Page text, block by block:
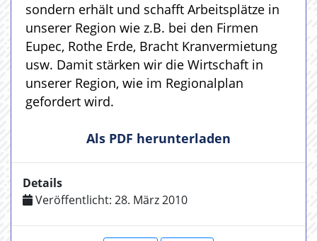
sondern erhält und schafft Arbeitsplätze in
unserer Region wie z.B. bei den Firmen
Eupec, Rothe Erde, Bracht Kranvermietung
usw. Damit stärken wir die Wirtschaft in
unserer Region, wie im Regionalplan
gefordert wird.
Als PDF herunterladen
Details
Veröffentlicht: 28. März 2010